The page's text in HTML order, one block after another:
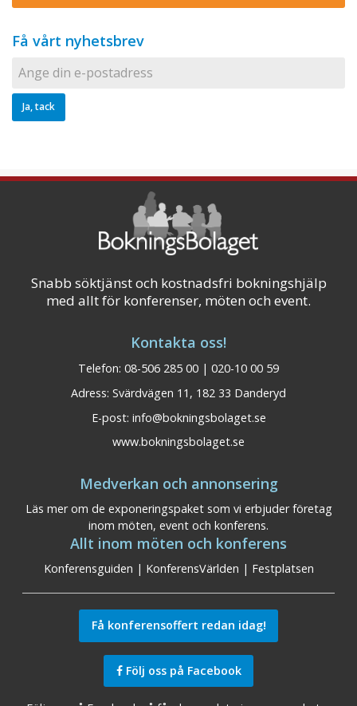
Få vårt nyhetsbrev
Snabb söktjänst och kostnadsfri bokningshjälp
med allt för konferenser, möten och event.
Kontakta oss!
Telefon: 08-506 285 00 | 020-10 00 59
Adress: Svärdvägen 11, 182 33 Danderyd
E-post: info@bokningsbolaget.se
www.bokningsbolaget.se
Medverkan och annonsering
Läs mer om de exponeringspaket som vi erbjuder företag
inom möten, event och konferens.
Allt inom möten och konferens
Konferensguiden | KonferensVärlden | Festplatsen
Få konferensoffert redan idag!
Följ oss på Facebook